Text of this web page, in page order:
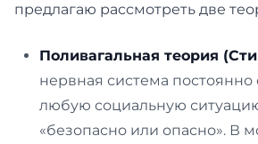
предлагаю рассмотреть две
Поливагальная теория
нервная система постоянно
любую социальную
«безопасно или опасно». В